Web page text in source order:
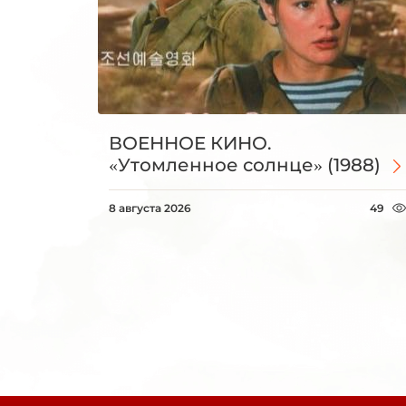
ВОЕННОЕ КИНО.
«Утомленное солнце» (1988)
8 августа 2026 49